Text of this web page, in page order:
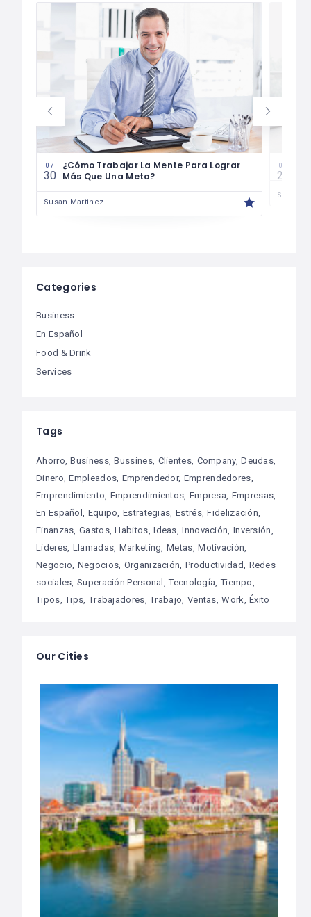
07
30
¿Cómo Trabajar La Mente Para Lograr
Más Que Una Meta?
Susan Martinez
07
29
Susan
Categories
Business
En Español
Food & Drink
Services
Tags
Ahorro Business Bussines Clientes Company Deudas
Dinero Empleados Emprendedor Emprendedores
Emprendimiento Emprendimientos Empresa Empresas
En Español
Equipo Estrategias Estrés Fidelización
Finanzas Gastos Habitos Ideas Innovación Inversión
Lideres Llamadas Marketing Metas Motivación
Negocio Negocios Organización Productividad
Redes
sociales Superación Personal Tecnología Tiempo
Tipos Tips Trabajadores Trabajo Ventas Work Éxito
Our Cities